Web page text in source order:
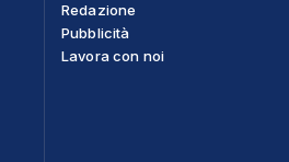
Redazione
Pubblicità
Lavora con noi